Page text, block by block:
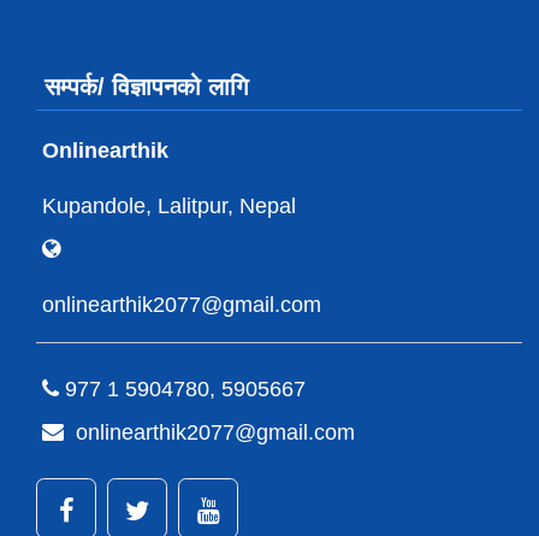
सम्पर्क/ विज्ञापनको लागि
Onlinearthik
Kupandole, Lalitpur, Nepal
onlinearthik2077@gmail.com
977 1 5904780, 5905667
onlinearthik2077@gmail.com